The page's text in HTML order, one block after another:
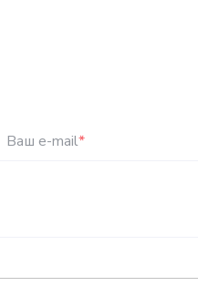
Ваш e-mail*